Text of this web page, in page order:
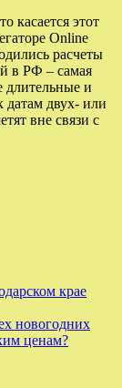
касается этот
Online
расчеты
в РФ – самая
длительные и
датам двух- или
вне связи с
крае
новогодних
ценам?